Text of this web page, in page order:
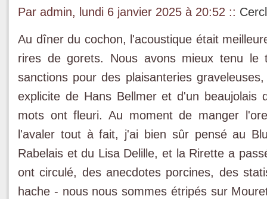
Par admin, lundi 6 janvier 2025 à 20:52 ::
Au dîner du cochon, l'acoustique était
rires de gorets. Nous avons mieux tenu
sanctions pour des plaisanteries
explicite de Hans Bellmer et d'un
mots ont fleuri. Au moment de manger
l'avaler tout à fait, j'ai bien sûr pensé au
Rabelais et du Lisa Delille, et la Rirette a
ont circulé, des anecdotes porcines, des
hache - nous nous sommes étripés sur